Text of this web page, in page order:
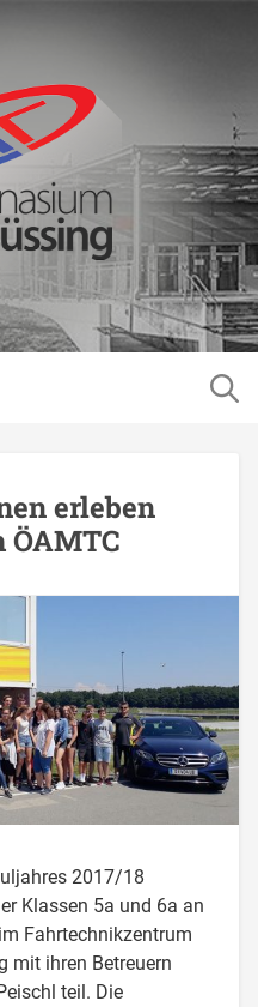
erleben
2017/18
Klassen 5a und 6a an
Fahrtechnikzentrum
mit ihren Betreuern
teil. Die